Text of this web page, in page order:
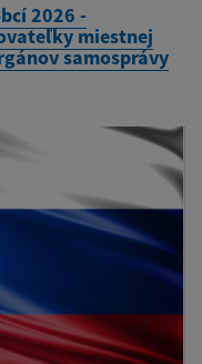
2026 -
miestnej
samosprávy